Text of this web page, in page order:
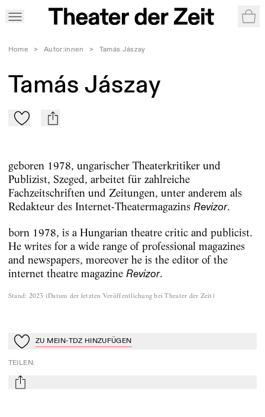
Home > Autor:innen > Tamás Jászay
Tamás Jászay
Zu Mein-TdZ hinzufügen
mail
geboren 1978, ungarischer Theaterkritiker und
Publizist, Szeged, arbeitet für zahlreiche
Fachzeitschriften und Zeitungen, unter anderem als
Redakteur des Internet-Theatermagazins Revizor.
born 1978, is a Hungarian theatre critic and publicist.
He writes for a wide range of professional magazines
and newspapers, moreover he is the editor of the
internet theatre magazine Revizor.
Stand: 2023 (Datum der letzten Veröffentlichung bei Theater der Zeit )
Zu Mein-TdZ hinzufügen
ZU MEIN-TDZ HINZUFÜGEN
TEILEN:
mail